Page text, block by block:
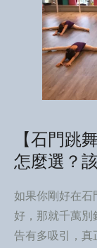
【石門跳
怎麼選？
如果你剛好在石
好，那就千萬別
告有多吸引，真